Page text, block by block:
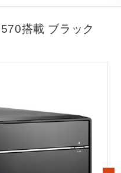
搭載 ブラック